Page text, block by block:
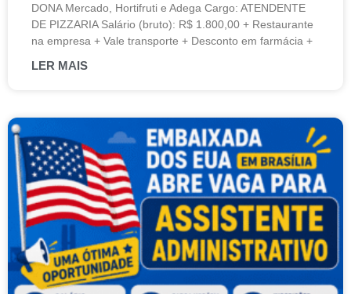
DONA Mercado, Hortifruti e Adega Cargo: ATENDENTE
DE PIZZARIA Salário (bruto): R$ 1.800,00 + Restaurante
na empresa + Vale transporte + Desconto em farmácia +
LER MAIS